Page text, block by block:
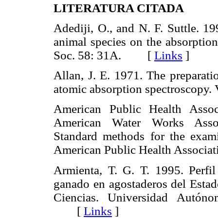
LITERATURA CITADA
Adediji, O., and N. F. Suttle.
animal species on the
Soc. 58: 31A. [ Links ]
Allan, J. E. 1971. The
atomic absorption
American Public Health
American Water Works
Standard methods for the
American Public Health
Armienta, T. G. T. 1995.
ganado en agostaderos del
Ciencias. Universidad
[ Links ]